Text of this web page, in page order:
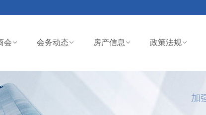
会 会务动态 房产信息 政策法规